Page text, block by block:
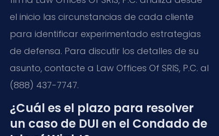
el inicio las circunstancias de cada cliente
para identificar experimentado estrategias
de defensa. Para discutir los detalles de su
asunto, contacte a Law Offices Of SRIS, P.C. al
(888) 437-7747.
¿Cuál es el plazo para resolver
un caso de DUI en el Condado de